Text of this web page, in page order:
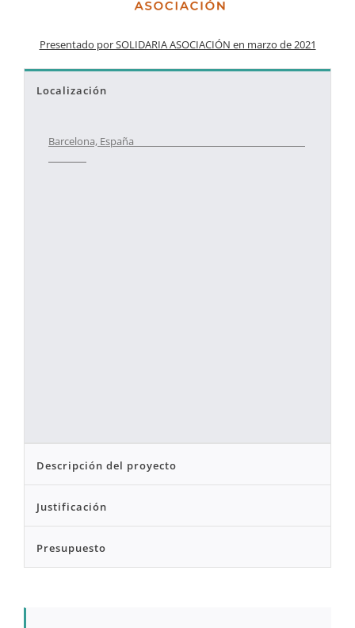
Presentado por SOLIDARIA ASOCIACIÓN en marzo de 2021
Localización
Barcelona, España
Descripción del proyecto
Justificación
Presupuesto